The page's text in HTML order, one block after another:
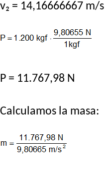
v₂ = 14,16666667 m/s
P = 11.767,98 N
Calculamos la masa: